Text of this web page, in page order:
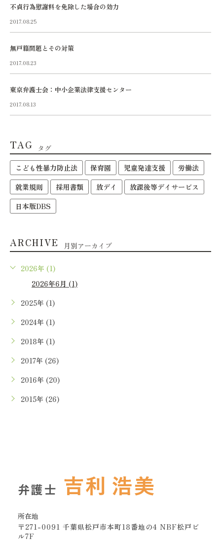
不貞行為慰謝料を免除した場合の効力
2017.08.25
無戸籍問題とその対策
2017.08.23
東京弁護士会：中小企業法律支援センター
2017.08.13
TAG タグ
こども性暴力防止法 保育園 児童発達支援
労働法
就業規則
採用書類 放デイ
放課後等デイサービス
日本版DBS
ARCHIVE 月別アーカイブ
2026年 (1)
2026年6月 (1)
2025年 (1)
2024年 (1)
2018年 (1)
2017年 (26)
2016年 (20)
2015年 (26)
所在地
〒271-0091 千葉県松戸市本町18番地の4 NBF松戸ビ
ル7F